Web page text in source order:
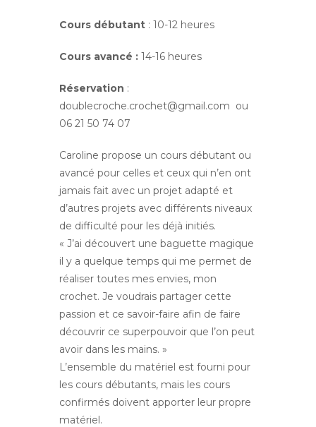
Cours débutant : 10-12 heures
Cours avancé : 14-16 heures
Réservation :
doublecroche.crochet@gmail.com ou
06 21 50 74 07
Caroline propose un cours débutant ou
avancé pour celles et ceux qui n’en ont
jamais fait avec un projet adapté et
d’autres projets avec différents niveaux
de difficulté pour les déjà initiés.
« J’ai découvert une baguette magique
il y a quelque temps qui me permet de
réaliser toutes mes envies, mon
crochet. Je voudrais partager cette
passion et ce savoir-faire afin de faire
découvrir ce superpouvoir que l’on peut
avoir dans les mains. »
L’ensemble du matériel est fourni pour
les cours débutants, mais les cours
confirmés doivent apporter leur propre
matériel.